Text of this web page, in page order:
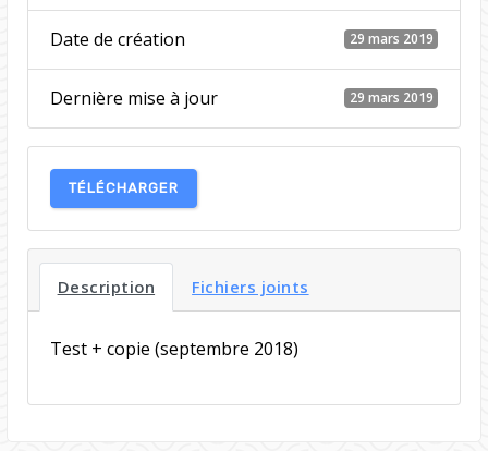
Date de création 29 mars 2019
Dernière mise à jour 29 mars 2019
TÉLÉCHARGER
Description Fichiers joints
Test + copie (septembre 2018)